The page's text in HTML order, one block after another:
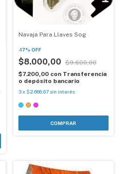
Navaja Para Llaves Sog
-17% OFF
$8.000,00
$9.600,00
$7.200,00 con Transferencia
o depósito bancario
3 x $2.666,67 sin interés
COMPRAR